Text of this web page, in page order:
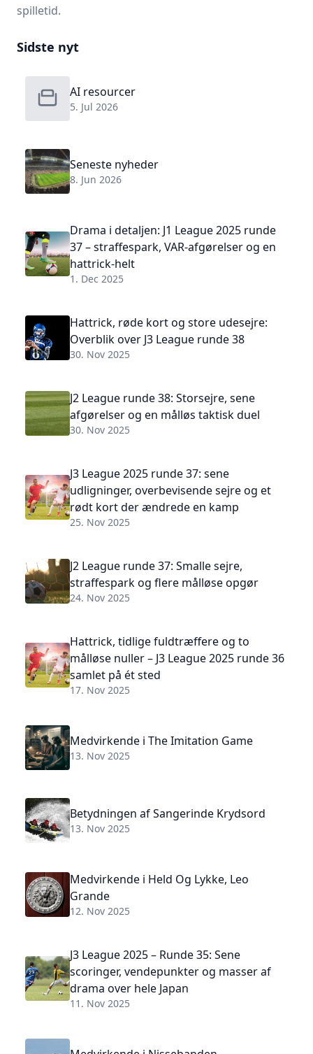
spilletid.
Sidste nyt
AI resourcer
5. Jul 2026
Seneste nyheder
8. Jun 2026
Drama i detaljen: J1 League 2025 runde
37 – straffespark, VAR-afgørelser og en
hattrick-helt
1. Dec 2025
Hattrick, røde kort og store udesejre:
Overblik over J3 League runde 38
30. Nov 2025
J2 League runde 38: Storsejre, sene
afgørelser og en målløs taktisk duel
30. Nov 2025
J3 League 2025 runde 37: sene
udligninger, overbevisende sejre og et
rødt kort der ændrede en kamp
25. Nov 2025
J2 League runde 37: Smalle sejre,
straffespark og flere målløse opgør
24. Nov 2025
Hattrick, tidlige fuldtræffere og to
målløse nuller – J3 League 2025 runde 36
samlet på ét sted
17. Nov 2025
Medvirkende i The Imitation Game
13. Nov 2025
Betydningen af Sangerinde Krydsord
13. Nov 2025
Medvirkende i Held Og Lykke, Leo
Grande
12. Nov 2025
J3 League 2025 – Runde 35: Sene
scoringer, vendepunkter og masser af
drama over hele Japan
11. Nov 2025